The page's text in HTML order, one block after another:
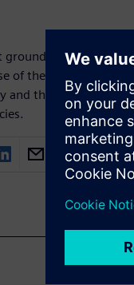
models are
of the speed and
and the fallacy of an